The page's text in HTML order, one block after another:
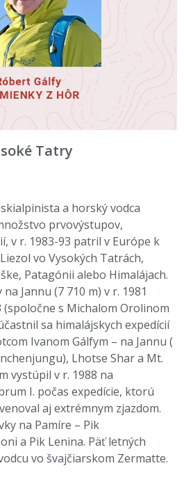
Tatry
a horský vodca
prvovýstupov,
v r. 1983-93 patril v Európe k
vo Vysokých Tatrách,
Patagónii alebo Himalájach.
Jannu (7 710 m) v r. 1981
(spoločne s Michalom Orolinom
sa himalájskych expedícií
Ivanom Gálfym – na Jannu (
Lhotse Shar a Mt.
vystúpil v r. 1988 na
I. počas expedície, ktorú
aj extrémnym zjazdom.
na Pamíre – Pik
a Pik Lenina. Päť letných
vo švajčiarskom Zermatte.